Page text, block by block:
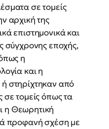
σε τομείς
αρχική της
επιστημονικά και
σύγχρονης εποχής,
η
και η
στηρίχτηκαν από
σε τομείς όπως τα
η Θεωρητική
προφανή σχέση με